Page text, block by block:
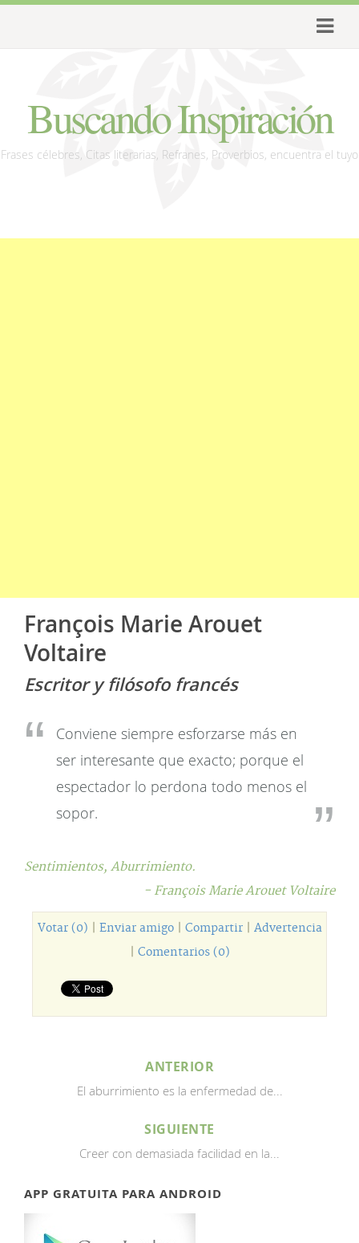
Buscando Inspiración
Frases célebres, Citas literarias, Refranes, Proverbios, encuentra el tuyo
François Marie Arouet
Voltaire
Escritor y filósofo francés
Conviene siempre esforzarse más en
ser interesante que exacto; porque el
espectador lo perdona todo menos el
sopor.
Sentimientos, Aburrimiento.
- François Marie Arouet Voltaire
Votar (0) Enviar amigo| Compartir| Advertencia
Comentarios (0)
ANTERIOR
El aburrimiento es la enfermedad de...
SIGUIENTE
Creer con demasiada facilidad en la...
APP GRATUITA PARA ANDROID